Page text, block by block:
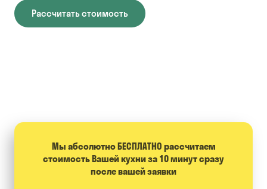
Рассчитать стоимость
Мы абсолютно БЕСПЛАТНО расcчитаем
стоимость Вашей кухни за 10 минут сразу
после вашей заявки